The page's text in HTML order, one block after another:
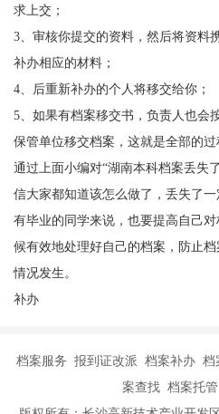
求上交；
3、审核你提交的资料，然后将资料
补办相应的材料；
4、后重新补办的个人将移交给你；
5、如果有档案移交书，负责人也会
保管单位移交档案，这就是全部的过
通过上面小编对“湖南本科档案丢失
信大家都知道该怎么做了，丢失了
有毕业的同学来说，也要提高自己
候有效地处理好自己的档案，防止
情况发生。
补办
档案服务 报到证改派 档案补办
案查找 档案托